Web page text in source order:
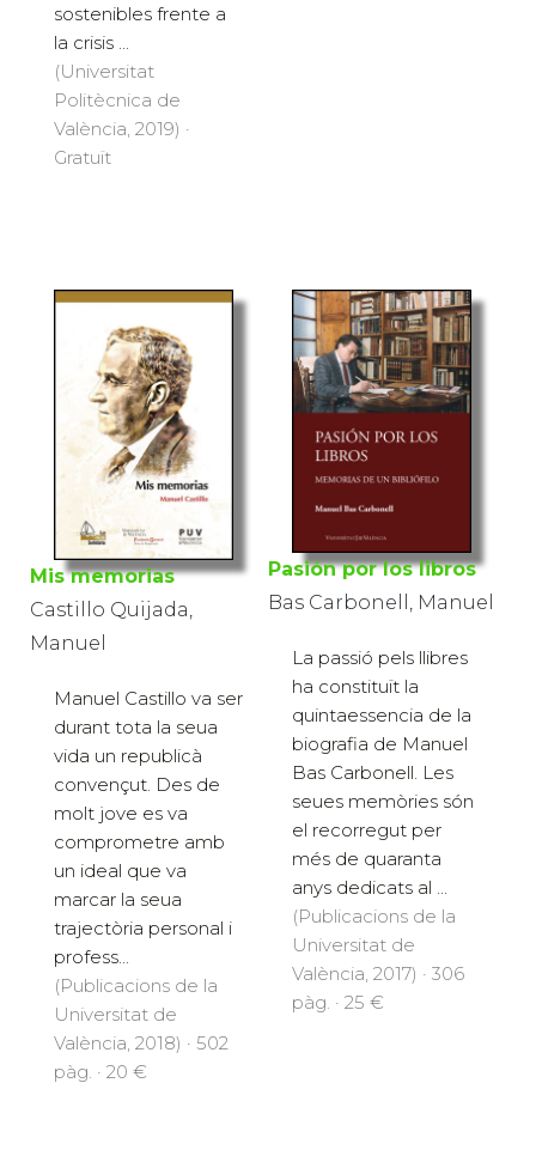
sostenibles frente a
la crisis ...
(Universitat
Politècnica de
València, 2019) ·
Gratuït
Mis memorias
Castillo Quijada,
Manuel
Manuel Castillo va ser
durant tota la seua
vida un republicà
convençut. Des de
molt jove es va
comprometre amb
un ideal que va
marcar la seua
trajectòria personal i
profess...
(Publicacions de la
Universitat de
València, 2018) · 502
pàg. · 20 €
Pasión por los libros
Bas Carbonell, Manuel
La passió pels llibres
ha constituït la
quintaessencia de la
biografia de Manuel
Bas Carbonell. Les
seues memòries són
el recorregut per
més de quaranta
anys dedicats al ...
(Publicacions de la
Universitat de
València, 2017) · 306
pàg. · 25 €